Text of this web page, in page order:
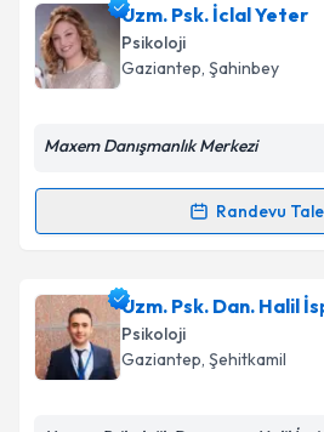
Uzm. Psk. İclal Yeter
Psikoloji
Gaziantep, Şahinbey
Maxem Danışmanlık Merkezi
Randevu
Randevu Takvimi Talebi
Uzm. Psk. İclal Yeter için
oluşturun. Size bu uzmandan
takvim hazırlandığında e-
Uzm. Psk. Dan. Halil
Psikoloji
Gaziantep, Şehitkamil